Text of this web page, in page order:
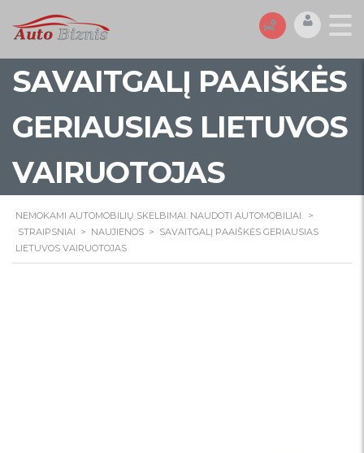
SAVAITGALĮ PAAIŠKĖS
GERIAUSIAS LIETUVOS
VAIRUOTOJAS
NEMOKAMI AUTOMOBILIŲ SKELBIMAI. NAUDOTI AUTOMOBILIAI. >
STRAIPSNIAI > NAUJIENOS > SAVAITGALĮ PAAIŠKĖS GERIAUSIAS
LIETUVOS VAIRUOTOJAS